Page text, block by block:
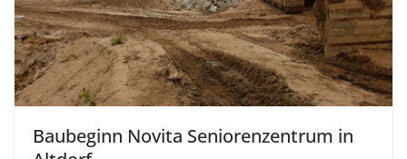
Baubeginn Novita Seniorenzentrum in